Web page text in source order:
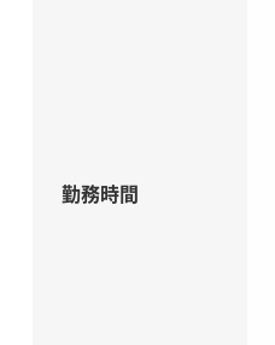
勤務時間